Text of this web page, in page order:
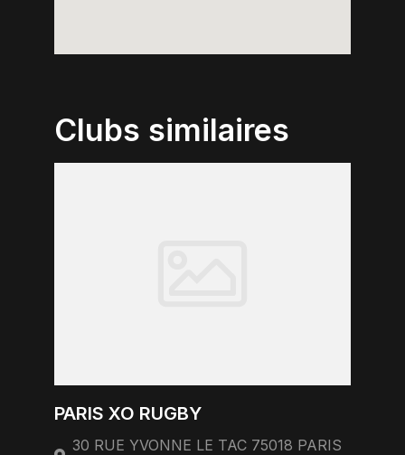
Clubs similaires
PARIS XO RUGBY
30 RUE YVONNE LE TAC 75018 PARIS